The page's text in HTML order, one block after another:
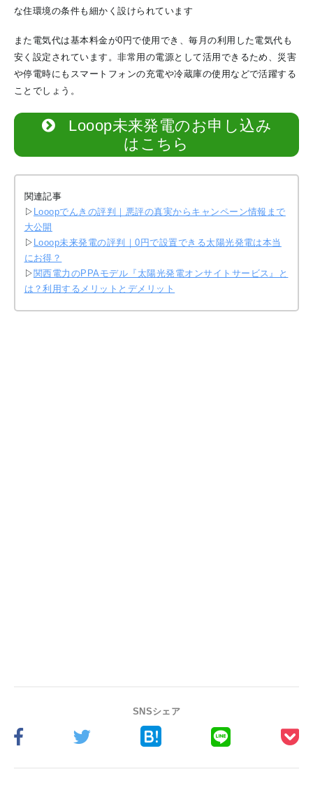
な住環境の条件も細かく設けられています
また電気代は基本料金が0円で使用でき、毎月の利用した電気代も
安く設定されています。非常用の電源として活用できるため、災害
や停電時にもスマートフォンの充電や冷蔵庫の使用などで活躍する
ことでしょう。
Looop未来発電のお申し込み
はこちら
関連記事
▷
Looopでんきの評判｜悪評の真実からキャンペーン情報まで
大公開
▷
Looop未来発電の評判｜0円で設置できる太陽光発電は本当
にお得？
▷ 関西電力のPPAモデル『太陽光発電オンサイトサービス』と
は？利用するメリットとデメリット
SNSシェア